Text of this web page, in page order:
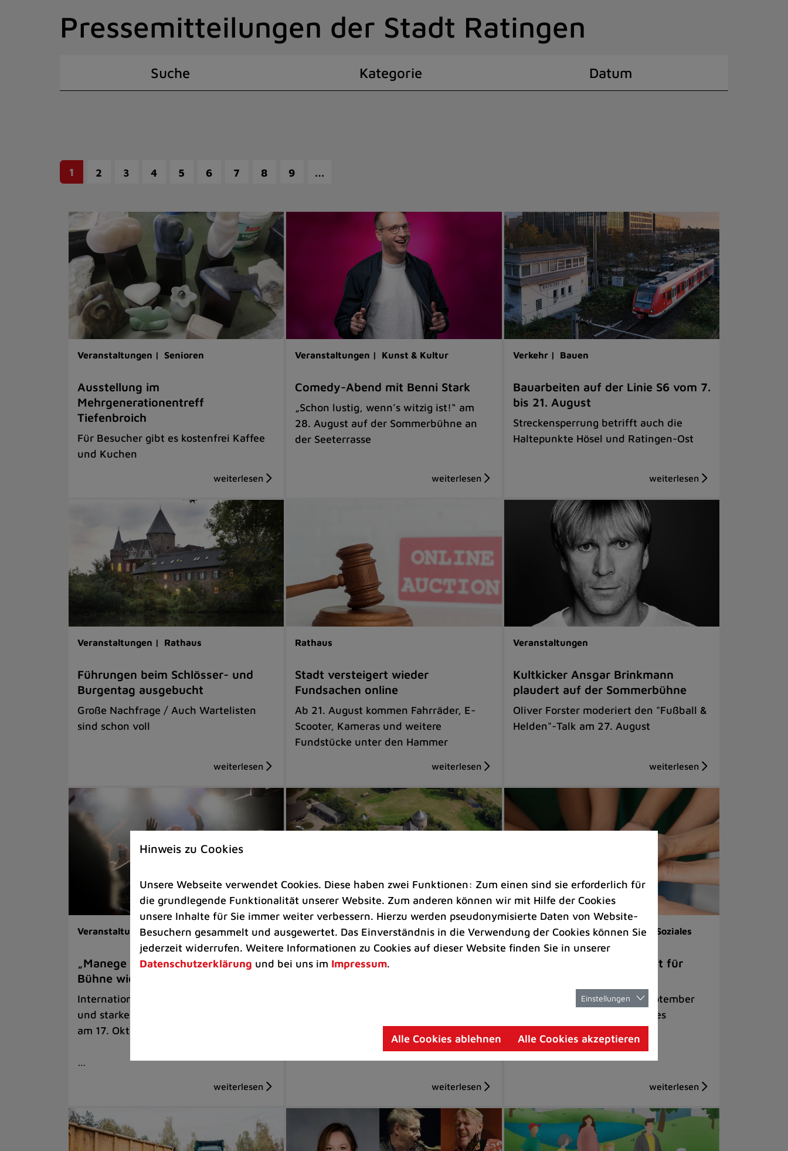
Pressemitteilungen der Stadt Ratingen
Suche Kategorie Datum
1 2 3 4 5 6 7 8 9 …
Veranstaltungen | Senioren
Ausstellung im
Mehrgenerationentreff
Tiefenbroich
Für Besucher gibt es kostenfrei Kaffee
und Kuchen
Veranstaltungen | Kunst & Kultur
Comedy-Abend mit Benni Stark
„Schon lustig, wenn’s witzig ist!“ am
28. August auf der Sommerbühne an
der Seeterrasse
Verkehr | Bauen
Bauarbeiten auf der Linie S6 vom 7.
bis 21. August
Streckensperrung betrifft auch die
Haltepunkte Hösel und Ratingen-Ost
Veranstaltungen | Rathaus
Führungen beim Schlösser- und
Burgentag ausgebucht
Große Nachfrage / Auch Wartelisten
sind schon voll
Rathaus
Stadt versteigert wieder
Fundsachen online
Ab 21. August kommen Fahrräder, E-
Scooter, Kameras und weitere
Fundstücke unter den Hammer
Veranstaltungen
Kultkicker Ansgar Brinkmann
plaudert auf der Sommerbühne
Oliver Forster moderiert den "Fußball &
Helden"-Talk am 27. August
Veranstaltungen
„Manege Madness“ bringt die
Bühne wieder zum Beben
Internationale Rock- und Metalbands
und starke Acts aus der Region kommen
am 17. Oktober in Lintorf zusammen
…
Veranstaltungen | Rathaus | Freizeit
Ratingens Schlösser und Burgen
Ehrenamt | Veranstaltungen | Soziales
Nach dem Berufsleben Zeit für
Talkveranstaltung am 22. September
macht Lust auf ehrenamtliches
Hinweis zu Cookies
Unsere Webseite verwendet Cookies. Diese haben zwei Funktionen: Zum einen sind sie erforderlich für
die grundlegende Funktionalität unserer Website. Zum anderen können wir mit Hilfe der Cookies
unsere Inhalte für Sie immer weiter verbessern. Hierzu werden pseudonymisierte Daten von Website-
Besuchern gesammelt und ausgewertet. Das Einverständnis in die Verwendung der Cookies können Sie
jederzeit widerrufen. Weitere Informationen zu Cookies auf dieser Website finden Sie in unserer
Datenschutzerklärung und bei uns im Impressum.
Einstellungen
Alle Cookies ablehnen Alle Cookies akzeptieren